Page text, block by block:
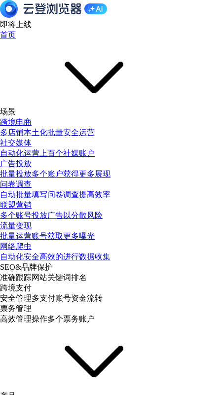
即将上线
首页
场景
跨境电商
多店铺本土化批量安全运营
社交媒体
自动化运营上百个社媒账户
广告投放
批量投放多个账户获得更多展现
问卷调查
自动批量填写问卷调查提高效率
联盟营销
多个账号投放广告以分散风险
流量变现
批量运营账号获取更多曝光
网络爬虫
自动化安全高效的进行数据收集
SEO&品牌保护
准确跟踪网站关键词排名
跨境支付
安全管理多支付账号资金流转
票务管理
高效管理操作多个票务账户